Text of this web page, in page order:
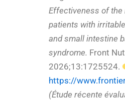
Effectiveness of the
patients with
and small intestine
syndrome. Front
2026;13:1725524.
https://
(Étude récente